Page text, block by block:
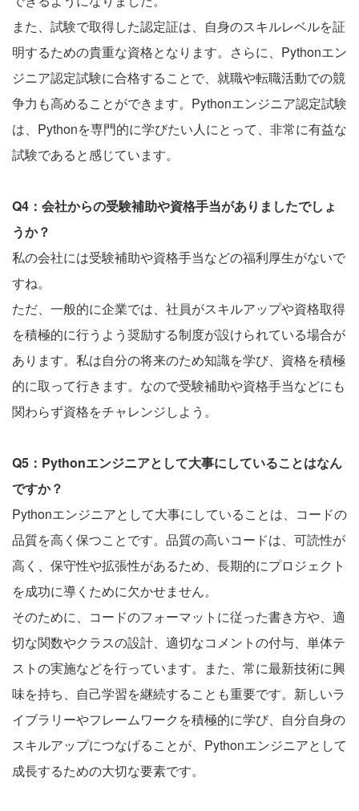
また、試験で取得した認定証は、自身のスキルレベルを証
明するための貴重な資格となります。さらに、Pythonエン
ジニア認定試験に合格することで、就職や転職活動での競
争力も高めることができます。Pythonエンジニア認定試験
は、Pythonを専門的に学びたい人にとって、非常に有益な
試験であると感じています。
Q4：会社からの受験補助や資格手当がありましたでしょ
うか？
私の会社には受験補助や資格手当などの福利厚生がないで
すね。
ただ、一般的に企業では、社員がスキルアップや資格取得
を積極的に行うよう奨励する制度が設けられている場合が
あります。私は自分の将来のため知識を学び、資格を積極
的に取って行きます。なので受験補助や資格手当などにも
関わらず資格をチャレンジしよう。
Q5：Pythonエンジニアとして大事にしていることはなん
ですか？
Pythonエンジニアとして大事にしていることは、コードの
品質を高く保つことです。品質の高いコードは、可読性が
高く、保守性や拡張性があるため、長期的にプロジェクト
を成功に導くために欠かせません。
そのために、コードのフォーマットに従った書き方や、適
切な関数やクラスの設計、適切なコメントの付与、単体テ
ストの実施などを行っています。また、常に最新技術に興
味を持ち、自己学習を継続することも重要です。新しいラ
イブラリーやフレームワークを積極的に学び、自分自身の
スキルアップにつなげることが、Pythonエンジニアとして
成長するための大切な要素です。